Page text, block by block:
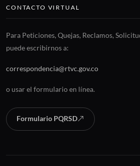
CONTACTO VIRTUAL
Para Peticiones, Quejas, Reclamos,
puede escribirnos a:
correspondencia@rtvc.gov.co
o usar el formulario en línea.
Formulario PQRSD